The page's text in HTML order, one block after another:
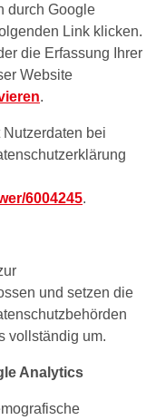
durch Google
Link klicken.
die Erfassung Ihrer
Website
.
bei
6004245.
und setzen die
vollständig um.
Analytics